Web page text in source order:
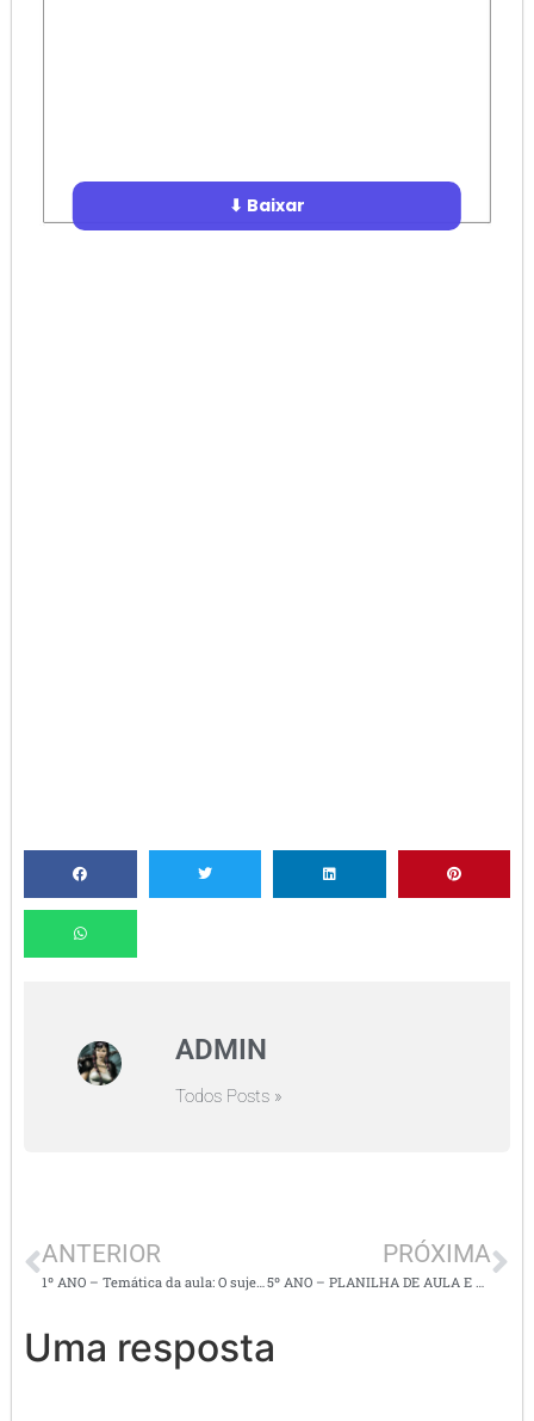
⬇ Baixar
ADMIN
Todos Posts »
ANTERIOR PRÓXIMA
Uma resposta